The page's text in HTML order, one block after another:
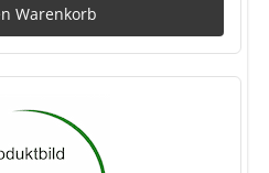
Warenkorb